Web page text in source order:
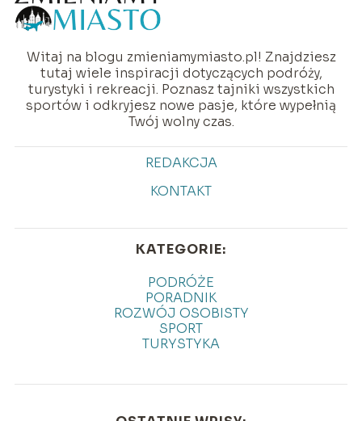
Witaj na blogu zmieniamymiasto.pl! Znajdziesz
tutaj wiele inspiracji dotyczących podróży,
turystyki i rekreacji. Poznasz tajniki wszystkich
sportów i odkryjesz nowe pasje, które wypełnią
Twój wolny czas.
REDAKCJA
KONTAKT
KATEGORIE:
PODRÓŻE
PORADNIK
ROZWÓJ OSOBISTY
SPORT
TURYSTYKA